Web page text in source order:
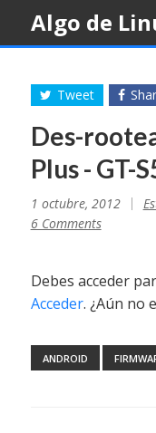
content
Algo de
Tweet
Des-
Plus - GT-
1 octubre, 2012
6 Comments
Debes acceder
Acceder. ¿Aún no
ANDROID